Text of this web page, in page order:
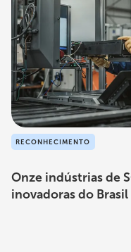
RECONHECIMENTO
Onze indústrias de
inovadoras do Brasil